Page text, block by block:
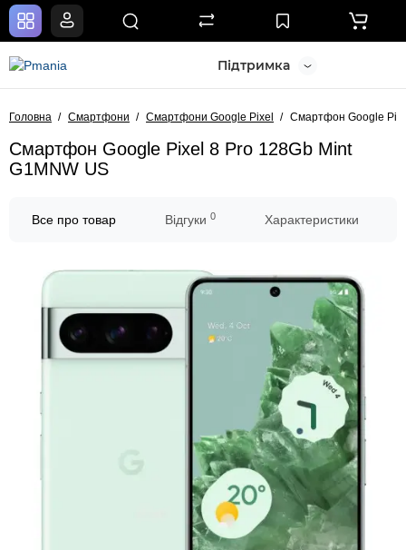
Підтримка
Головна Смартфони Смартфони Google Pixel Смартфон Google
Смартфон Google Pixel 8 Pro 128Gb Mint
G1MNW US
Все про товар Відгуки 0 Характеристики